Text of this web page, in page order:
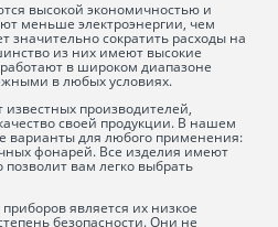
высокой экономичностью и
меньше электроэнергии, чем
значительно сократить расходы на
из них имеют высокие
работают в широком диапазоне
в любых условиях.
производителей,
своей продукции. В нашем
варианты для любого применения:
фонарей. Все изделия имеют
вам легко выбрать
является их низкое
безопасности. Они не